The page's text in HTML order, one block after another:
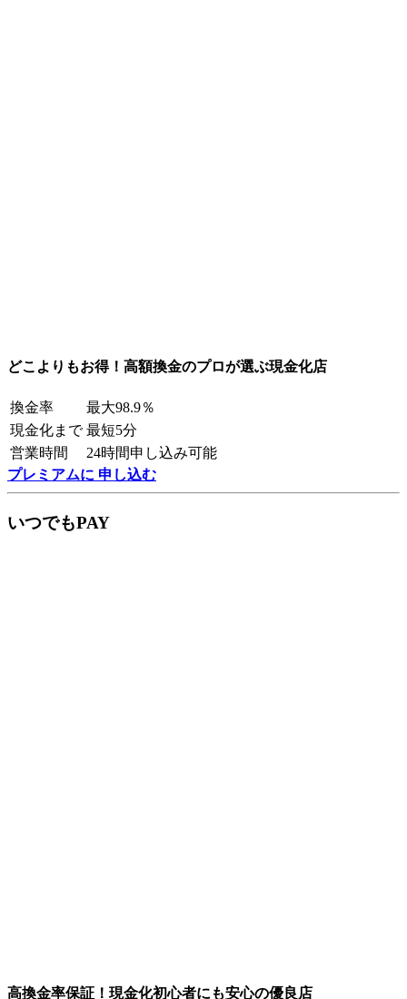
どこよりもお得！高額換金のプロが選ぶ現金化店
換金率
最大98.9％
現金化まで 最短5分
営業時間
24時間申し込み可能
プレミアムに 申し込む
いつでもPAY
高換金率保証！現金化初心者にも安心の優良店